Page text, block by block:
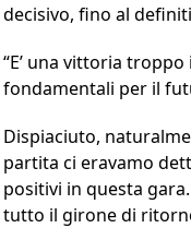
decisivo, fino al
“E’ una vittoria
fondamentali per il
Dispiaciuto,
partita ci eravamo
positivi in questa
tutto il girone di